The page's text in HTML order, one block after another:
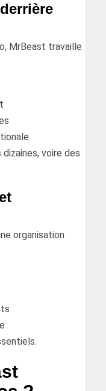
MrBeast travaille
voire des
organisation